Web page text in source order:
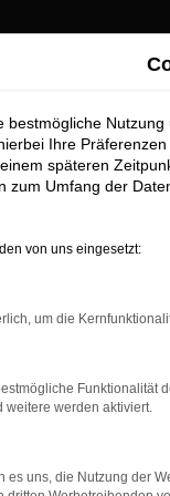
für
zu
geht. Erfahren
bestmögliche
Ihre
späteren
zum Umfang der
von uns eingesetzt:
um die
Funktionalität
weitere werden aktiviert.
es uns, die Nutzung der